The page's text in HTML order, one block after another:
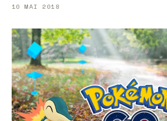
10 MAI 2018